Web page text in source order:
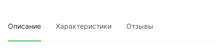
Описание Характеристики Отзывы